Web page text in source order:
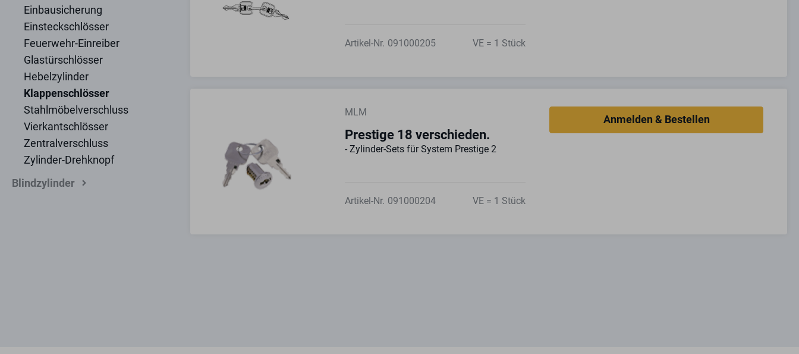
Einbausicherung
Einsteckschlösser
Feuerwehr-Einreiber
Glastürschlösser
Hebelzylinder
Klappenschlösser
Stahlmöbelverschluss
Vierkantschlösser
Zentralverschluss
Zylinder-Drehknopf
Blindzylinder
Artikel-Nr. 091000205 VE = 1 Stück
MLM
Prestige 18 verschieden.
- Zylinder-Sets für System Prestige 2
Artikel-Nr. 091000204 VE = 1 Stück